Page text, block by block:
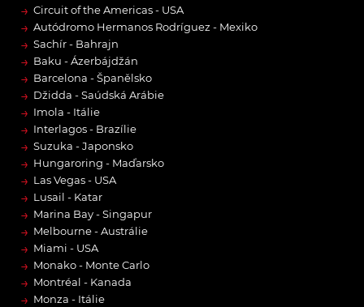
→ Circuit of the Americas - USA
→ Autódromo Hermanos Rodríguez - Mexiko
→ Sachír - Bahrajn
→ Baku - Ázerbájdžán
→ Barcelona - Španělsko
→ Džidda - Saúdská Arábie
→ Imola - Itálie
→ Interlagos - Brazílie
→ Suzuka - Japonsko
→ Hungaroring - Maďarsko
→ Las Vegas - USA
→ Lusail - Katar
→ Marina Bay - Singapur
→ Melbourne - Austrálie
→ Miami - USA
→ Monako - Monte Carlo
→ Montréal - Kanada
→ Monza - Itálie